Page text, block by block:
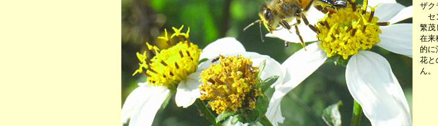
ザク
セ
繁茂
在来
的に
花と
ん。